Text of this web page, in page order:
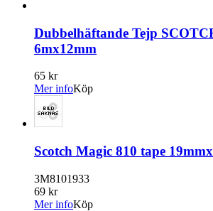
Dubbelhäftande Tejp
6mx12mm
65 kr
Mer infoKöp
Scotch Magic 810 tape
3M8101933
69 kr
Mer infoKöp